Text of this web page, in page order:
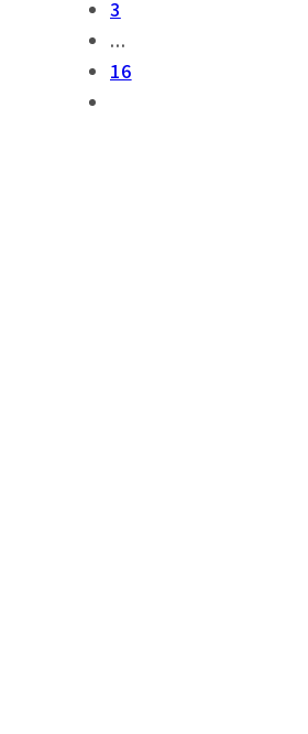
3
...
16